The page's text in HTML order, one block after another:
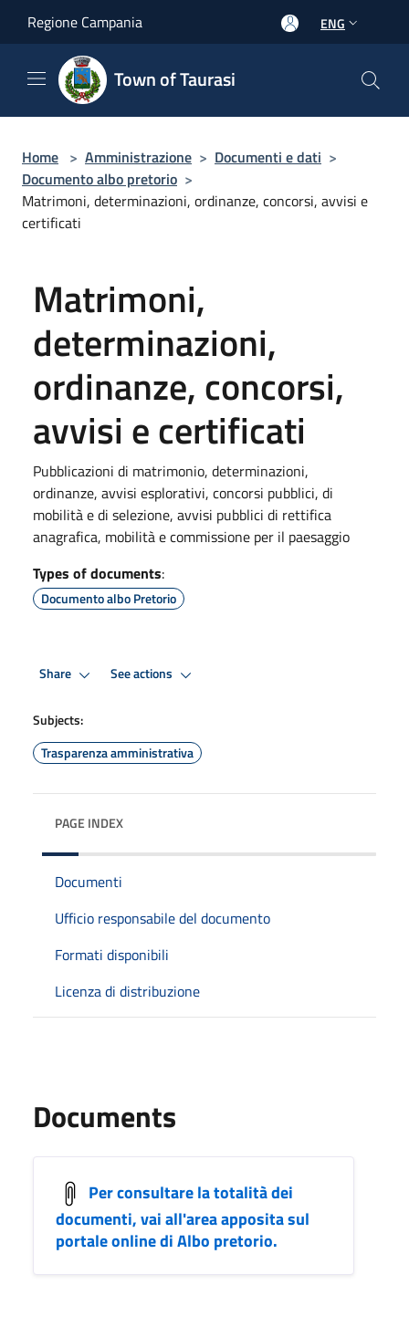
Regione Campania ENG
Town of Taurasi
Home > Amministrazione > Documenti e dati >
Documento albo pretorio >
Matrimoni, determinazioni, ordinanze, concorsi, avvisi e
certificati
Matrimoni,
determinazioni,
ordinanze, concorsi,
avvisi e certificati
Pubblicazioni di matrimonio, determinazioni,
ordinanze, avvisi esplorativi, concorsi pubblici, di
mobilità e di selezione, avvisi pubblici di rettifica
anagrafica, mobilità e commissione per il paesaggio
Types of documents:
Documento albo Pretorio
Share See actions
Subjects:
Trasparenza amministrativa
PAGE INDEX
Documenti
Ufficio responsabile del documento
Formati disponibili
Licenza di distribuzione
Documents
Per consultare la totalità dei
documenti, vai all'area apposita sul
portale online di Albo pretorio.